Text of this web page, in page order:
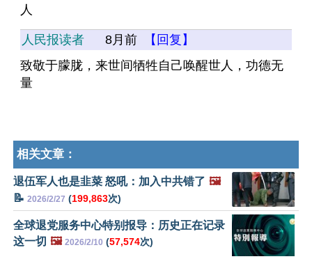
人
人民报读者 8月前
【回复】
致敬于朦胧，来世间牺牲自己唤醒世人，功德无
量
相关文章：
退伍军人也是韭菜 怒吼：加入中共错了 🖼️
📝 2026/2/27 (199,863次)
全球退党服务中心特别报导：历史正在记录
这一切 🖼️ 2026/2/10 (57,574次)